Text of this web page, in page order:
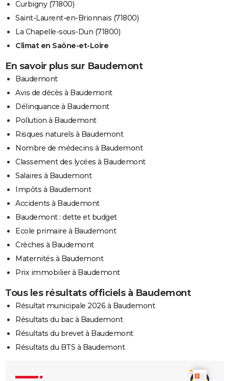
Curbigny (71800)
Saint-Laurent-en-Brionnais (71800)
La Chapelle-sous-Dun (71800)
Climat en Saône-et-Loire
En savoir plus sur Baudemont
Baudemont
Avis de décès à Baudemont
Délinquance à Baudemont
Pollution à Baudemont
Risques naturels à Baudemont
Nombre de médecins à Baudemont
Classement des lycées à Baudemont
Salaires à Baudemont
Impôts à Baudemont
Accidents à Baudemont
Baudemont : dette et budget
Ecole primaire à Baudemont
Crèches à Baudemont
Maternités à Baudemont
Prix immobilier à Baudemont
Tous les résultats officiels à Baudemont
Résultat municipale 2026 à Baudemont
Résultats du bac à Baudemont
Résultats du brevet à Baudemont
Résultats du BTS à Baudemont